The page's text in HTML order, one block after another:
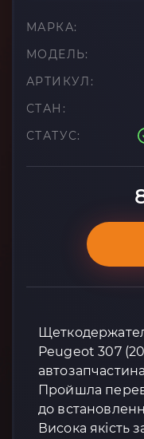
МАРКА:
МОДЕЛЬ:
АРТИКУЛ:
СТАН:
СТАТУС:
Peugeot 307
Пройшла
до
Висока якість